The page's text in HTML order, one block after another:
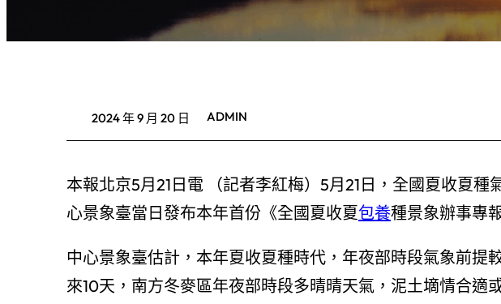
2024 年 9 月 20 日 ADMIN
本報北京5月21日電 （記者李紅梅）5月21日，全國夏收夏種
心景象臺當日發布本年首份《全國夏收夏包養種景象辦事專
中心景象臺估計，本年夏收夏種時代，年夜部時段氣象前提
來10天，南方冬麥區年夜部時段多晴晴天氣，泥土墑情合適